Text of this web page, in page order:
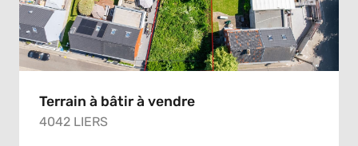
Terrain à bâtir à vendre
4042 LIERS